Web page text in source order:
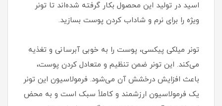
اسید در تولید این محصول بکار گرفته شده‌اند تا تونر
ویژه را برای نرم و شاداب کردن پوست بسازید.
تونر میلکی پیکسی، پوست را به خوبی آبرسانی و تغذیه
می‌کند. این تونر ضمن تنظیم و متعادل کردن پوست،
باعث افزایش درخشش آن می‌شود. فرمولاسیون این تونر
یک فرمولاسیون ارزشمند و کاملاً سبک است و به محض